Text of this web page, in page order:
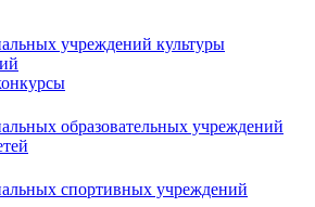
учреждений культуры
образовательных учреждений
спортивных учреждений